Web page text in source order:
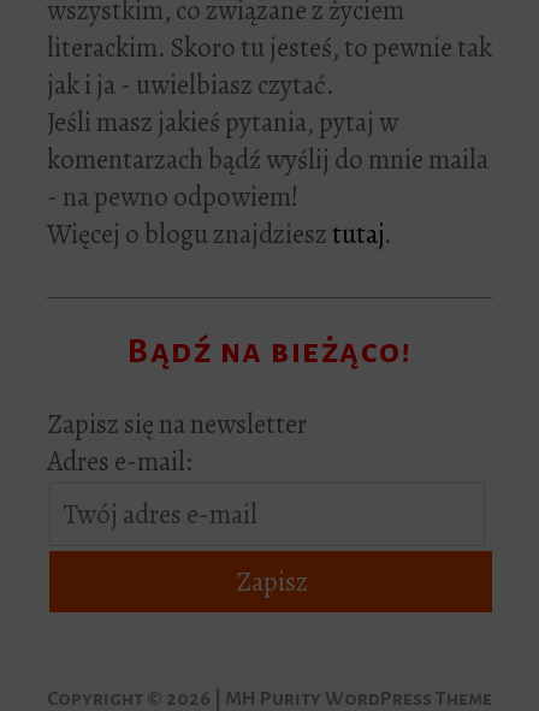
wszystkim, co związane z życiem
literackim. Skoro tu jesteś, to pewnie tak
jak i ja - uwielbiasz czytać.
Jeśli masz jakieś pytania, pytaj w
komentarzach bądź wyślij do mnie maila
- na pewno odpowiem!
Więcej o blogu znajdziesztutaj.
Bądź na bieżąco!
Zapisz się na newsletter
Adres e-mail:
Copyright © 2026 | MH Purity WordPress Theme